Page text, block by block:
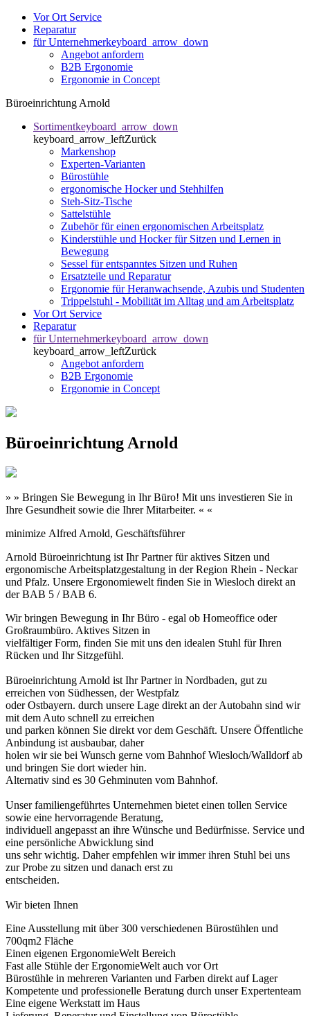
Vor Ort Service
Reparatur
für Unternehmerkeyboard_arrow_down
Angebot anfordern
B2B Ergonomie
Ergonomie in Concept
Büroeinrichtung Arnold
Sortimentkeyboard_arrow_down
keyboard_arrow_leftZurück
Markenshop
Experten-Varianten
Bürostühle
ergonomische Hocker und Stehhilfen
Steh-Sitz-Tische
Sattelstühle
Zubehör für einen ergonomischen Arbeitsplatz
Kinderstühle und Hocker für Sitzen und Lernen in
Bewegung
Sessel für entspanntes Sitzen und Ruhen
Ersatzteile und Reparatur
Ergonomie für Heranwachsende, Azubis und Studenten
Trippelstuhl - Mobilität im Alltag und am Arbeitsplatz
Vor Ort Service
Reparatur
für Unternehmerkeyboard_arrow_down
keyboard_arrow_leftZurück
Angebot anfordern
B2B Ergonomie
Ergonomie in Concept
Büroeinrichtung Arnold
» » Bringen Sie Bewegung in Ihr Büro! Mit uns investieren Sie in
Ihre Gesundheit sowie die Ihrer Mitarbeiter. « «
minimize Alfred Arnold, Geschäftsführer
Arnold Büroeinrichtung ist Ihr Partner für aktives Sitzen und
ergonomische Arbeitsplatzgestaltung in der Region Rhein - Neckar
und Pfalz. Unsere Ergonomiewelt finden Sie in Wiesloch direkt an
der BAB 5 / BAB 6.
Wir bringen Bewegung in Ihr Büro - egal ob Homeoffice oder
Großraumbüro. Aktives Sitzen in
vielfältiger Form, finden Sie mit uns den idealen Stuhl für Ihren
Rücken und Ihr Sitzgefühl.
Büroeinrichtung Arnold ist Ihr Partner in Nordbaden, gut zu
erreichen von Südhessen, der Westpfalz
oder Ostbayern. durch unsere Lage direkt an der Autobahn sind wir
mit dem Auto schnell zu erreichen
und parken können Sie direkt vor dem Geschäft. Unsere Öffentliche
Anbindung ist ausbaubar, daher
holen wir sie bei Wunsch gerne vom Bahnhof Wiesloch/Walldorf ab
und bringen Sie dort wieder hin.
Alternativ sind es 30 Gehminuten vom Bahnhof.
Unser familiengeführtes Unternehmen bietet einen tollen Service
sowie eine hervorragende Beratung,
individuell angepasst an ihre Wünsche und Bedürfnisse. Service und
eine persönliche Abwicklung sind
uns sehr wichtig. Daher empfehlen wir immer ihren Stuhl bei uns
zur Probe zu sitzen und danach erst zu
entscheiden.
Wir bieten Ihnen
Eine Ausstellung mit über 300 verschiedenen Bürostühlen und
700qm2 Fläche
Einen eigenen ErgonomieWelt Bereich
Fast alle Stühle der ErgonomieWelt auch vor Ort
Bürostühle in mehreren Varianten und Farben direkt auf Lager
Kompetente und professionelle Beratung durch unser Expertenteam
Eine eigene Werkstatt im Haus